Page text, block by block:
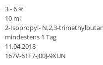
3 - 6 %
10 ml
2-Isopropyl- N,2,3-
mindestens 1 Tag
11.04.2018
167V-61F7-J00J-9XUN